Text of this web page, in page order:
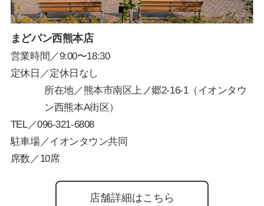
まどパン西熊本店
営業時間／9:00〜18:30
定休日／定休日なし
所在地／熊本市南区上ノ郷2-16-1（イオンタウ
ン西熊本A街区）
TEL／096-321-6808
駐車場／イオンタウン共同
席数／10席
店舗詳細はこちら